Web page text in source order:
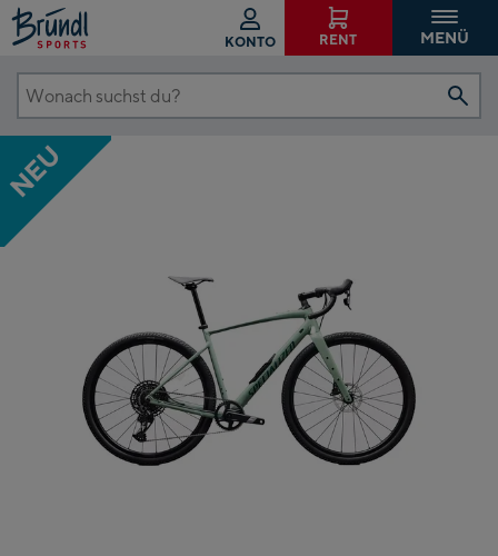
KONTO RENT MENÜ
Wonach
suchst
du?
NEU